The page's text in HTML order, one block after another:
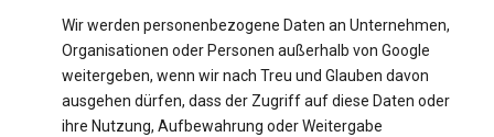
Wir werden personenbezogene Daten an Unternehmen,
Organisationen oder Personen außerhalb von Google
weitergeben, wenn wir nach Treu und Glauben davon
ausgehen dürfen, dass der Zugriff auf diese Daten oder
ihre Nutzung, Aufbewahrung oder Weitergabe